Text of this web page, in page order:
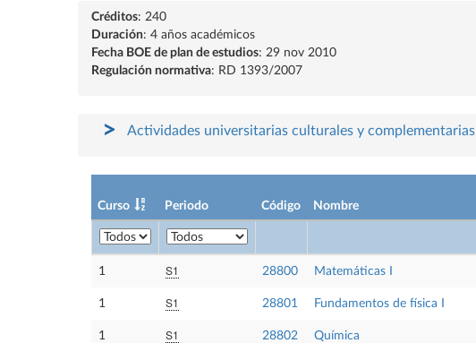
Créditos: 240
Duración: 4 años académicos
Fecha BOE de plan de estudios: 29 nov 2010
Regulación normativa: RD 1393/2007
Actividades universitarias culturales y complementarias
Curso Periodo Código Nombre
1 S1 28800 Matemáticas I
1 S1 28801 Fundamentos de física I
1 S1 28802 Química